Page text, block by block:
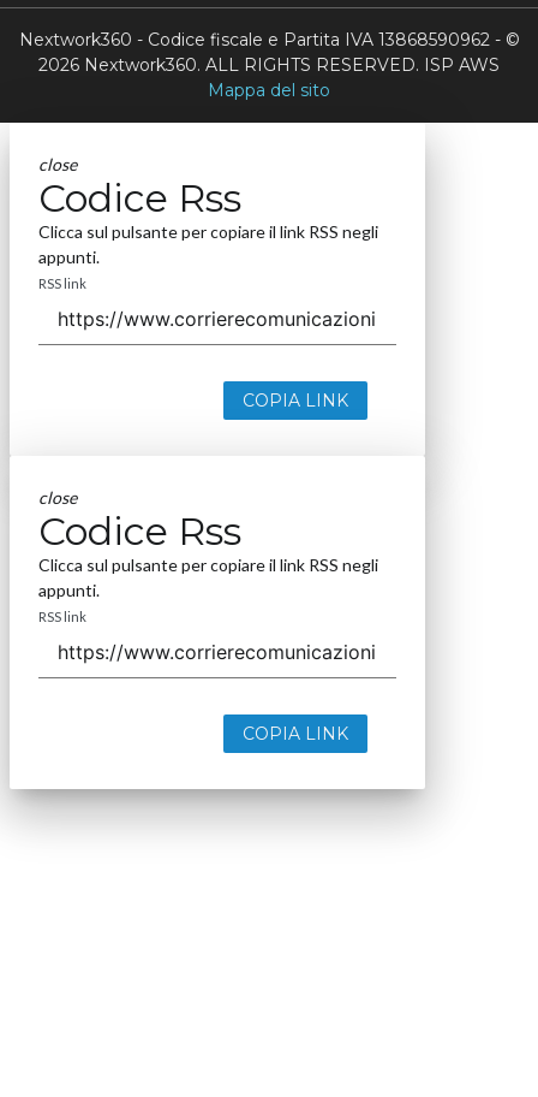
Nextwork360 - Codice fiscale e Partita IVA 13868590962 - ©
2026 Nextwork360. ALL RIGHTS RESERVED. ISP AWS
Mappa del sito
close
Codice Rss
Clicca sul pulsante per copiare il link RSS negli
appunti.
RSS link
COPIA LINK
close
Codice Rss
Clicca sul pulsante per copiare il link RSS negli
appunti.
RSS link
COPIA LINK